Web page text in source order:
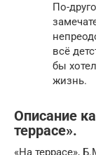
По-
всё
бы
жизнь.
Описание
террасе».
«На террасе»,